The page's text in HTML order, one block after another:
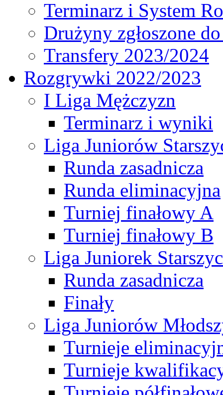
Terminarz i System
Drużyny zgłoszone
Transfery 2023/2024
Rozgrywki 2022/2023
I Liga Mężczyzn
Terminarz i wyniki
Liga Juniorów
Runda zasadnicza
Runda eliminacyjna
Turniej finałowy A
Turniej finałowy B
Liga Juniorek
Runda zasadnicza
Finały
Liga Juniorów
Turnieje
Turnieje